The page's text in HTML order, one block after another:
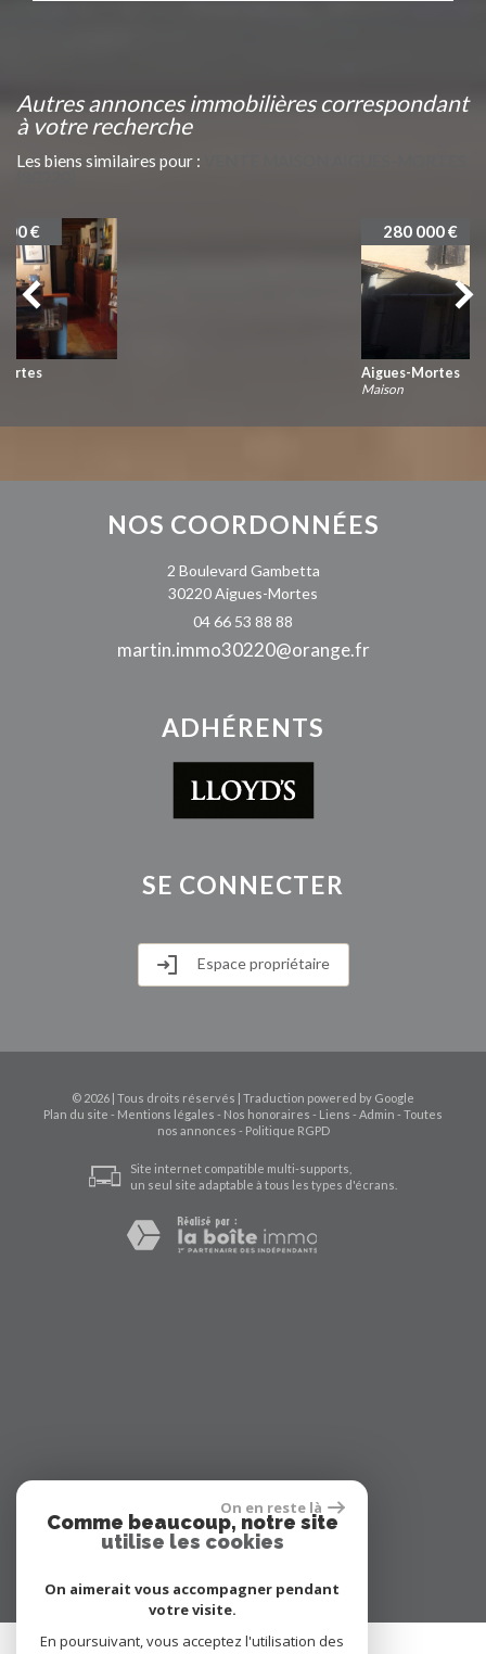
autres annonces immobilières correspondant
à votre recherche
Les biens similaires pour :
NOS COORDONNÉES
2 Boulevard Gambetta
30220 Aigues-Mortes
04 66 53 88 88
martin.immo30220@orange.fr
ADHÉRENTS
SE CONNECTER
Espace propriétaire
© 2026 | Tous droits réservés | Traduction powered by Google
Plan du site - Mentions légales - Nos honoraires - Liens - Admin - Toutes
nos annonces - Politique RGPD
Site internet compatible multi-supports,
un seul site adaptable à tous les types d'écrans.
On en reste là
Comme beaucoup, notre site
utilise les cookies
On aimerait vous accompagner pendant
votre visite.
En poursuivant, vous acceptez l'utilisation des